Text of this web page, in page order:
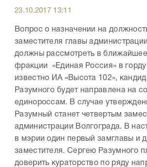
23.10.2017 13:11
Вопрос о назначении на
заместителя главы
должны рассмотреть в
фракции «Единая Россия» в
известно ИА «Высота 102»,
Разумного будет направлена на
единороссам. В случае
Разумный станет четвертым
администрации Волгограда. В
в мэрии один первый замглавы и
заместителя. Сергею Разумного
доверить кураторство по ряду